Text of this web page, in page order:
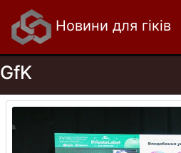
Новини для гіків
GfK